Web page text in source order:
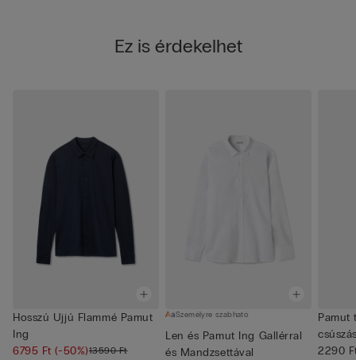
Ez is érdekelhet
Hosszú Ujjú Flammé Pamut
Ing
6795 Ft(-50%)13590 Ft
Személyre szabható
Len és Pamut Ing Gallérral
és Mandzsettával
Pamut
2290